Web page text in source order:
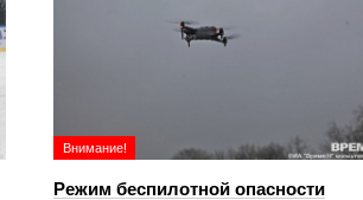
Внимание!
Режим беспилотной опасности